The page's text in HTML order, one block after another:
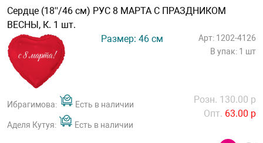
Сердце (18''/46 см) РУС 8 МАРТА С ПРАЗДНИКОМ
ВЕСНЫ, К. 1 шт.
Размер: 46 см
Арт: 1202-4126
В упак: 1 шт
Ибрагимова: Есть в наличии
Аделя Кутуя: Есть в наличии
Розн. 130.00 р
Опт. 63.00 р